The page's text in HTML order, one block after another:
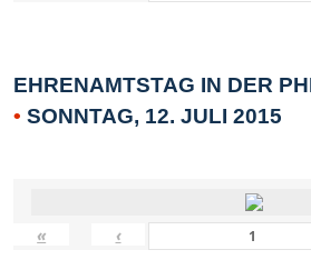
EHRENAMTSTAG IN DER
• SONNTAG, 12. JULI 2015
« ‹